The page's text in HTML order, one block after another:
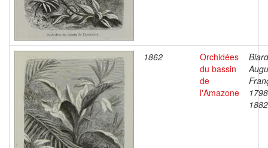
1862
Orchidées
du bassin
de
l'Amazone
1882